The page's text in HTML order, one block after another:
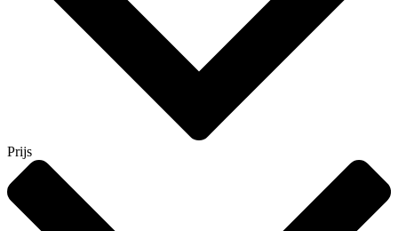
Prijs